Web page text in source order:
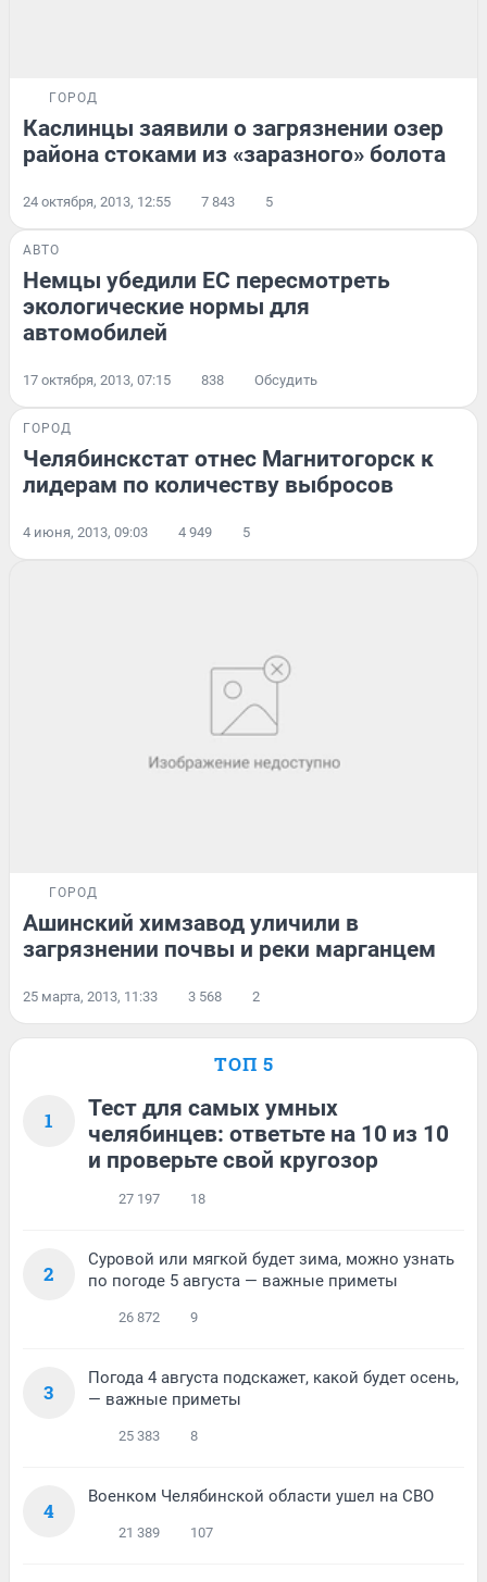
ГОРОД
Каслинцы заявили о загрязнении озер
района стоками из «заразного» болота
24 октября, 2013, 12:55 7 843 5
АВТО
Немцы убедили ЕС пересмотреть
экологические нормы для
автомобилей
17 октября, 2013, 07:15 838 Обсудить
ГОРОД
Челябинскстат отнес Магнитогорск к
лидерам по количеству выбросов
4 июня, 2013, 09:03 4 949 5
ГОРОД
Ашинский химзавод уличили в
загрязнении почвы и реки марганцем
25 марта, 2013, 11:33 3 568 2
ТОП 5
1
Тест для самых умных
челябинцев: ответьте на 10 из 10
и проверьте свой кругозор
27 197 18
2
Суровой или мягкой будет зима, можно узнать
по погоде 5 августа — важные приметы
26 872 9
3
Погода 4 августа подскажет, какой будет осень,
— важные приметы
25 383 8
4
Военком Челябинской области ушел на СВО
21 389 107